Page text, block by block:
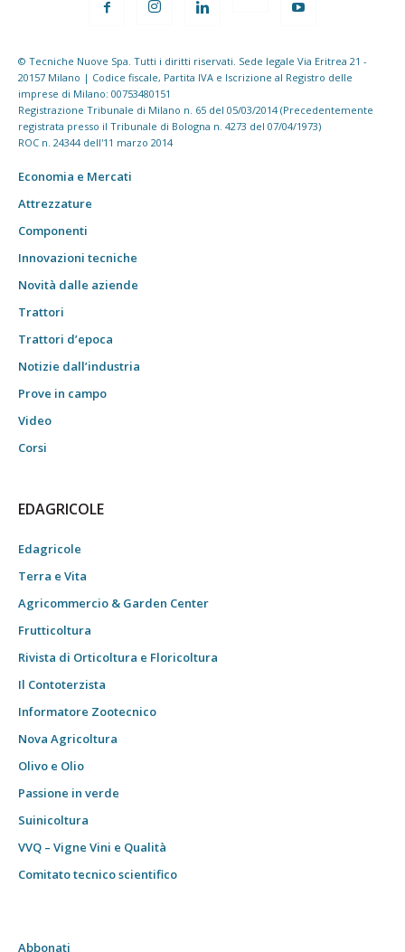
© Tecniche Nuove Spa. Tutti i diritti riservati. Sede legale Via Eritrea 21 -
20157 Milano | Codice fiscale, Partita IVA e Iscrizione al Registro delle
imprese di Milano: 00753480151
Registrazione Tribunale di Milano n. 65 del 05/03/2014 (Precedentemente
registrata presso il Tribunale di Bologna n. 4273 del 07/04/1973)
ROC n. 24344 dell'11 marzo 2014
Economia e Mercati
Attrezzature
Componenti
Innovazioni tecniche
Novità dalle aziende
Trattori
Trattori d’epoca
Notizie dall’industria
Prove in campo
Video
Corsi
EDAGRICOLE
Edagricole
Terra e Vita
Agricommercio & Garden Center
Frutticoltura
Rivista di Orticoltura e Floricoltura
Il Contoterzista
Informatore Zootecnico
Nova Agricoltura
Olivo e Olio
Passione in verde
Suinicoltura
VVQ – Vigne Vini e Qualità
Comitato tecnico scientifico
Abbonati